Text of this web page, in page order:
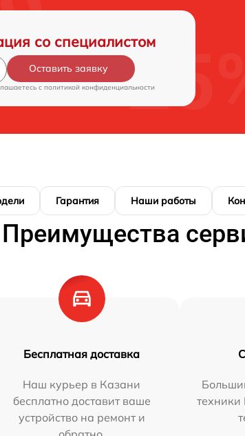
со специалистом
Оставить заявку
c политикой конфиденциальности
Гарантия Наши работы
Преимущества
Бесплатная доставка
Наш курьер в Казани
бесплатно доставит ваше
устройство на ремонт и
техники